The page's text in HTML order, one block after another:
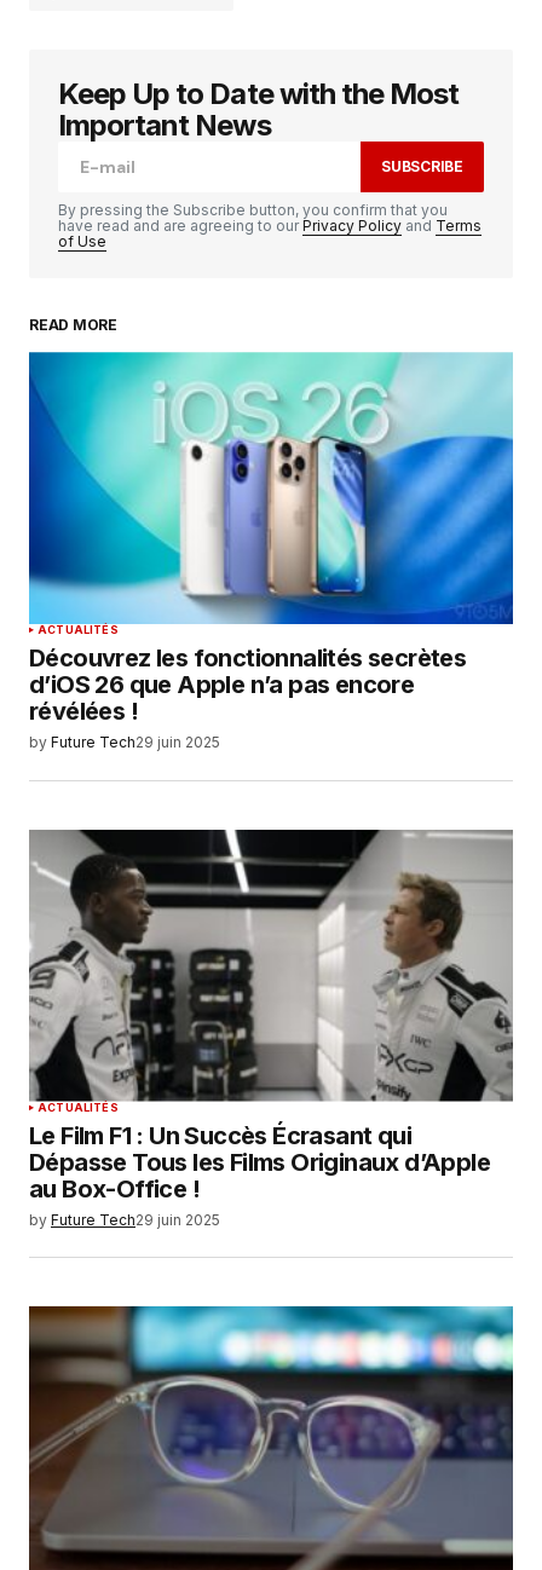
Votre adresse e-mail ne sera pas publiée. Les
champs obligatoires sont indiqués avec
Your Name
Enregistrer mon nom, mon e-mail et mon
site dans le navigateur pour mon prochain
commentaire.
SUBMIT COMMENT
Keep Up to Date with the Most
Important News
SUBSCRIBE
By pressing the Subscribe button, you confirm that you
have read and are agreeing to ourPrivacy Policy and Terms
of Use
READ MORE
ACTUALITÉS
Découvrez les fonctionnalités secrètes
d’iOS 26 que Apple n’a pas encore
révélées !
by Future Tech29 juin 2025
ACTUALITÉS
Le Film F1 : Un Succès Écrasant qui
Dépasse Tous les Films Originaux d’Apple
au Box-Office !
by Future Tech29 juin 2025